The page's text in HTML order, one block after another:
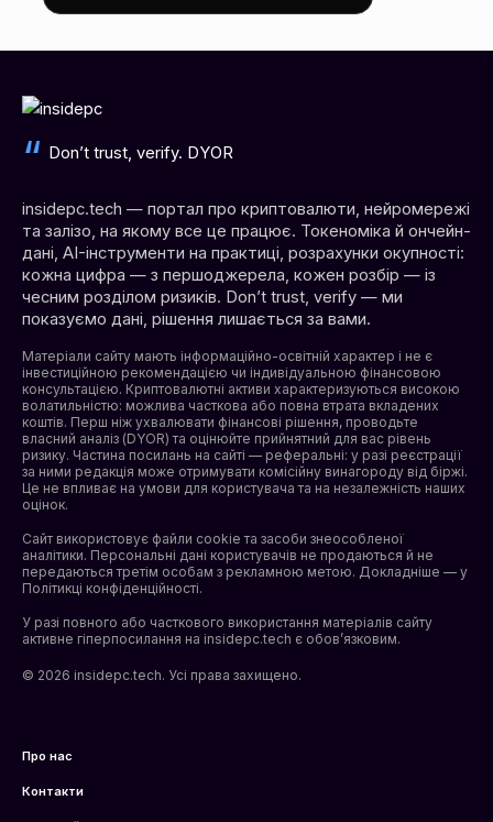
Don’t trust, verify. DYOR
insidepc.tech — портал про криптовалюти, нейромережі
та залізо, на якому все це працює. Токеноміка й ончейн-
дані, AI-інструменти на практиці, розрахунки окупності:
кожна цифра — з першоджерела, кожен розбір — із
чесним розділом ризиків. Don’t trust, verify — ми
показуємо дані, рішення лишається за вами.
Матеріали сайту мають інформаційно-освітній характер і не є
інвестиційною рекомендацією чи індивідуальною фінансовою
консультацією. Криптовалютні активи характеризуються високою
волатильністю: можлива часткова або повна втрата вкладених
коштів. Перш ніж ухвалювати фінансові рішення, проводьте
власний аналіз (DYOR) та оцінюйте прийнятний для вас рівень
ризику. Частина посилань на сайті — реферальні: у разі реєстрації
за ними редакція може отримувати комісійну винагороду від біржі.
Це не впливає на умови для користувача та на незалежність наших
оцінок.
Сайт використовує файли cookie та засоби знеособленої
аналітики. Персональні дані користувачів не продаються й не
передаються третім особам з рекламною метою. Докладніше — у
Політикці конфіденційності.
У разі повного або часткового використання матеріалів сайту
активне гіперпосилання на insidepc.tech є обов’язковим.
© 2026 insidepc.tech. Усі права захищено.
Про нас
Контакти